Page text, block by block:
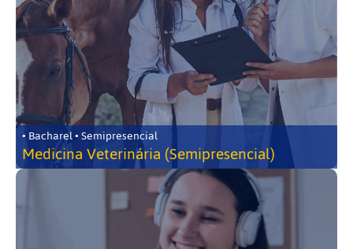
• Bacharel • Semipresencial
Medicina Veterinária (Semipresencial)